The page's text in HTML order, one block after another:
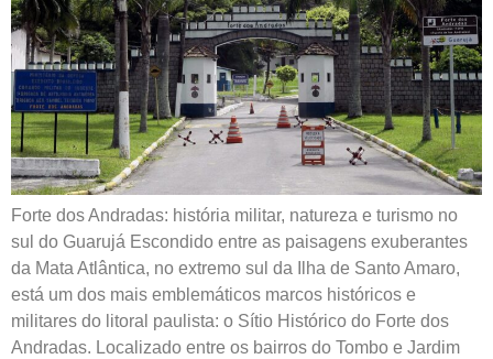
Forte dos Andradas: história militar, natureza e turismo no
sul do Guarujá Escondido entre as paisagens exuberantes
da Mata Atlântica, no extremo sul da Ilha de Santo Amaro,
está um dos mais emblemáticos marcos históricos e
militares do litoral paulista: o Sítio Histórico do Forte dos
Andradas. Localizado entre os bairros do Tombo e Jardim